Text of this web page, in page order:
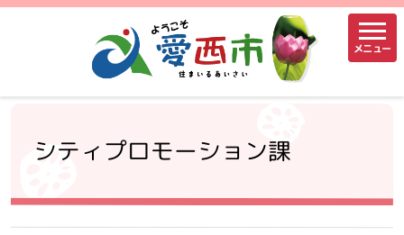
メニュー
シティプロモーション課